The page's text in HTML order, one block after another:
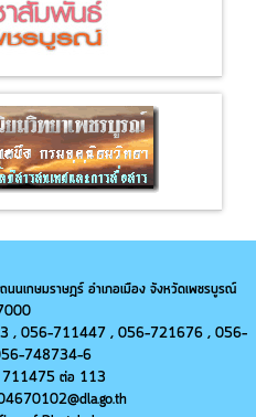
นเกษมราษฎร์ อำเภอเมือง จังหวัดเพชรบูรณ์
, 056-711447 , 056-721676 , 056-
748734-6
711475 ต่อ 113